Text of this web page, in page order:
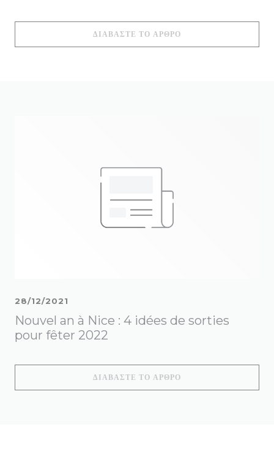
ΔΙΑΒΆΣΤΕ ΤΟ ΆΡΘΡΟ((ΑΝΟΊΓΕΙ ΣΕ ΝΈΟ
Nouvel an à Nice : 4 idées de sorties
pour fêter 2022
28/12/2021
ΔΙΑΒΆΣΤΕ ΤΟ ΆΡΘΡΟ((ΑΝΟΊΓΕΙ ΣΕ ΝΈΟ